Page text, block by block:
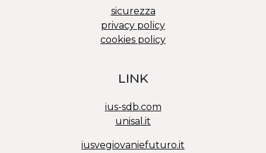
sicurezza
privacy policy
cookies policy
LINK
ius-sdb.com
unisal.it
iusvegiovaniefuturo.it